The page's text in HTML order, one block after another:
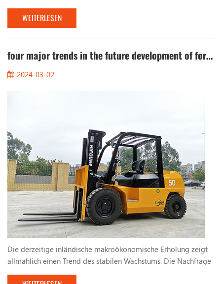
betrieben werden. Sein maximaler Raddruck ist geringer als
der zulässige Raddruckwert der Standard -Behälter -
Bodenplatte und kann sicher im Container betrieben werden,
der für den Betrieb an den Anschlussklemmen und an anderen
Stellen geeignet ist. Chinas erster Container -Operat...
WEITERLESEN
four major trends in the future development of forklifts
2024-03-02
Die derzeitige inländische makroökonomische Erholung zeigt
allmählich einen Trend des stabilen Wachstums. Die Nachfrage
nach Gabelstapeln erhöhte. Die vom Land umsetzten aktiven